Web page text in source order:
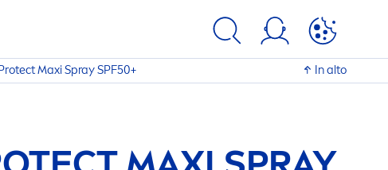
ProtectMaxi Spray SPF50+ In alto